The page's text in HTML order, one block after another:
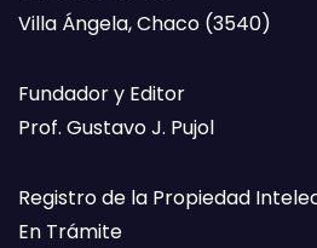
Villa Ángela, Chaco (3540)
Fundador y Editor
Prof. Gustavo J. Pujol
Registro de la Propiedad
En Trámite